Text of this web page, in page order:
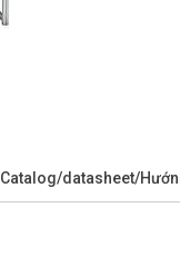
Catalog/datasheet/